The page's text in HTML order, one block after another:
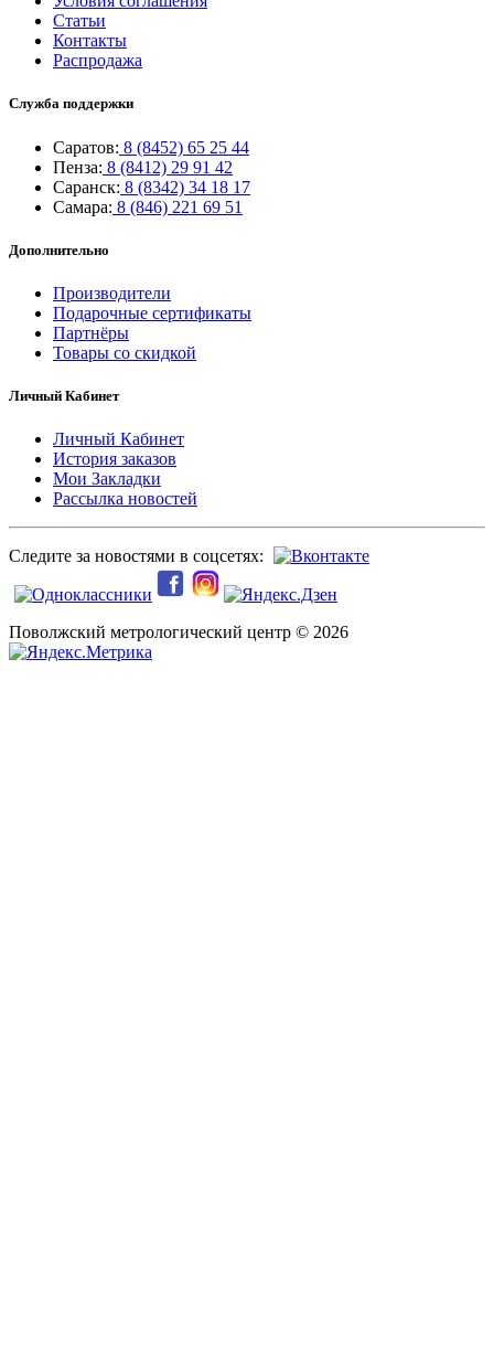
Статьи
Контакты
Распродажа
Служба поддержки
Саратов: 8 (8452) 65 25 44
Пенза: 8 (8412) 29 91 42
Саранск: 8 (8342) 34 18 17
Самара: 8 (846) 221 69 51
Дополнительно
Производители
Подарочные сертификаты
Партнёры
Товары со скидкой
Личный Кабинет
Личный Кабинет
История заказов
Мои Закладки
Рассылка новостей
Следите за новостями в соцсетях:
Поволжский метрологический центр © 2026